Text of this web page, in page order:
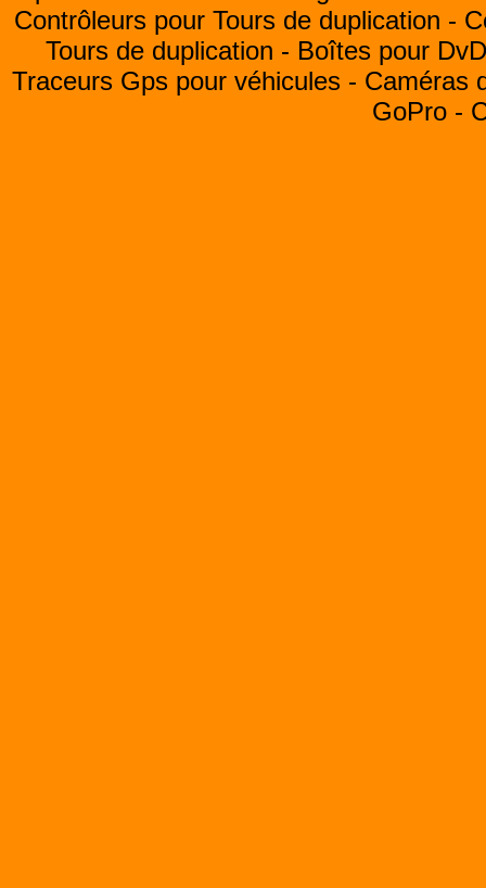
Contrôleurs pour Tours de duplication -
Tours de duplication - Boîtes pour
Traceurs Gps pour véhicules - Caméras
GoPro -